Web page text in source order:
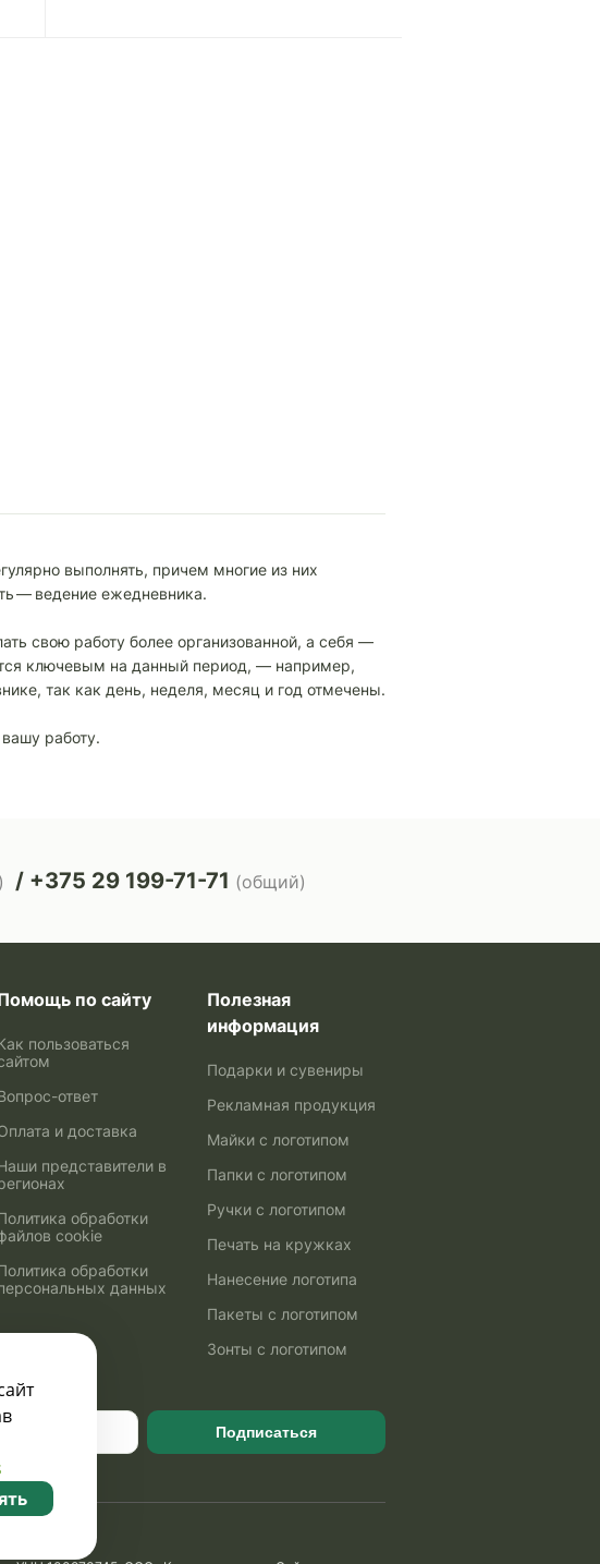
выполнять, причем многие из них
— ведение ежедневника.
свою работу более организованной, а себя —
ключевым на данный период, — например,
так как день, неделя, месяц и год отмечены.
работу.
+375 29 199-71-71 (общий)
по сайту
пользоваться
ответ
и доставка
представители в
обработки
cookie
обработки
данных
Полезная
информация
Подарки и сувениры
Рекламная продукция
Майки с логотипом
Папки с логотипом
Ручки с логотипом
Печать на кружках
Нанесение логотипа
Пакеты с логотипом
Зонты с логотипом
Подписаться